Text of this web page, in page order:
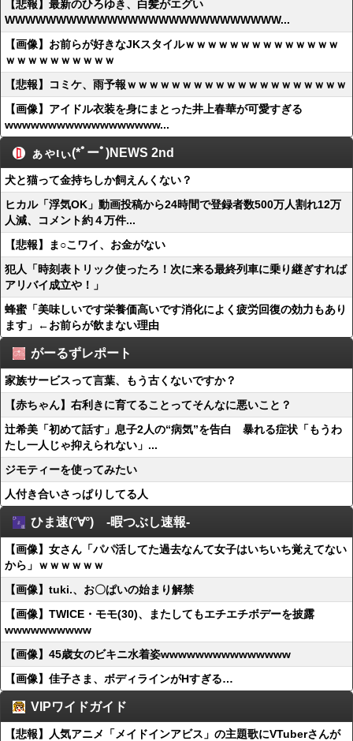
【悲報】最新のひろゆき、白髪がエグい
WWWWWWWWWWWWWWWWWWWWWWWWWWW...
【画像】お前らが好きなJKスタイルｗｗｗｗｗｗｗｗｗｗｗｗｗｗ
ｗｗｗｗｗｗｗｗｗｗ
【悲報】コミケ、雨予報ｗｗｗｗｗｗｗｗｗｗｗｗｗｗｗｗｗｗｗｗ
【画像】アイドル衣装を身にまとった井上春華が可愛すぎる
wwwwwwwwwwwwwwwwww...
ぁゃιぃ(*ﾟーﾟ)NEWS 2nd
犬と猫って金持ちしか飼えんくない？
ヒカル「浮気OK」動画投稿から24時間で登録者数500万人割れ12万
人減、コメント約４万件...
【悲報】ま○こワイ、お金がない
犯人「時刻表トリック使ったろ！次に来る最終列車に乗り継ぎすれば
アリバイ成立や！」
蜂蜜「美味しいです栄養価高いです消化によく疲労回復の効力もあり
ます」←お前らが飲まない理由
がーるずレポート
家族サービスって言葉、もう古くないですか？
【赤ちゃん】右利きに育てることってそんなに悪いこと？
辻希美「初めて話す」息子2人の“病気”を告白 暴れる症状「もうわ
たし一人じゃ抑えられない」...
ジモティーを使ってみたい
人付き合いさっぱりしてる人
ひま速(°∀°) -暇つぶし速報-
【画像】女さん「パパ活してた過去なんて女子はいちいち覚えてない
から」ｗｗｗｗｗｗ
【画像】tuki.、お〇ぱいの始まり解禁
【画像】TWICE・モモ(30)、またしてもエチエチボデーを披露
wwwwwwwwww
【画像】45歳女のビキニ水着姿wwwwwwwwwwwwwww
【画像】佳子さま、ボディラインがHすぎる…
VIPワイドガイド
【悲報】人気アニメ「メイドインアビス」の主題歌にVTuberさんが